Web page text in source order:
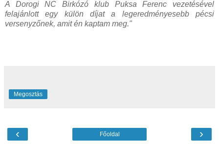
A Dorogi NC Birkózó klub Puksa Ferenc vezetésével
felajánlott egy külön díjat a legeredményesebb pécsi
versenyzőnek, amit én kaptam meg."
Megosztás
‹ ›
Főoldal